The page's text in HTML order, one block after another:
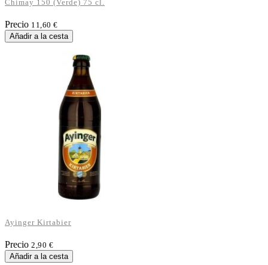
Chimay 150 (Verde) 75 cl.
Precio 11,60 €
Añadir a la cesta
Ayinger Kirtabier
Precio 2,90 €
Añadir a la cesta